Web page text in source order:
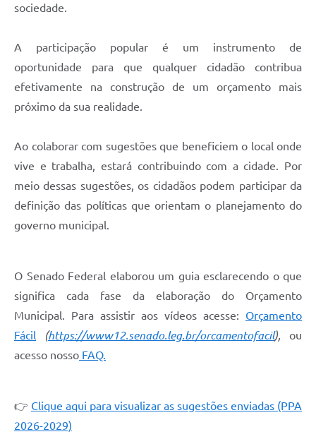
Editais
Fale Conosco
LGPD - Política de Privacidade
sociedade.
A participação popular é um instrumento de
oportunidade para que qualquer cidadão contribua
efetivamente na construção de um orçamento mais
próximo da sua realidade.
Ao colaborar com sugestões que beneficiem o local onde
vive e trabalha, estará contribuindo com a cidade. Por
meio dessas sugestões, os cidadãos podem participar da
definição das políticas que orientam o planejamento do
governo municipal.
O Senado Federal elaborou um guia esclarecendo o que
significa cada fase da elaboração do Orçamento
Municipal. Para assistir aos vídeos acesse: Orçamento
Fácil
(https://www12.senado.leg.br/orcamentofacil), ou
acesso nosso FAQ.
👉 Clique aqui para visualizar as sugestões enviadas (PPA
2026-2029)